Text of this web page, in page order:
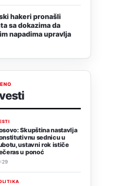
hakeri pronašli
sa dokazima da
napadima upravlja
Skupština nastavlja
sednicu u
ustavni rok ističe
u ponoć